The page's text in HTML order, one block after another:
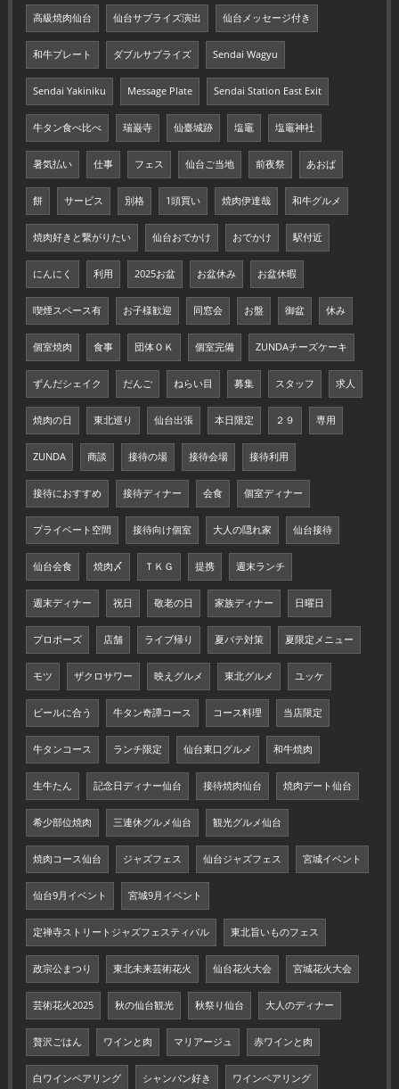
高級焼肉仙台 仙台サプライズ演出 仙台メッセージ付き
和牛プレート ダブルサプライズ Sendai Wagyu
Sendai Yakiniku Message Plate Sendai Station East Exit
牛タン食べ比べ 瑞巌寺 仙臺城跡 塩竈 塩竈神社
暑気払い 仕事 フェス 仙台ご当地 前夜祭 あおば
餅 サービス 別格 1頭買い 焼肉伊達哉 和牛グルメ
焼肉好きと繋がりたい 仙台おでかけ おでかけ 駅付近
にんにく 利用 2025お盆 お盆休み お盆休暇
喫煙スペース有 お子様歓迎 同窓会 お盤 御盆 休み
個室焼肉 食事 団体ＯＫ 個室完備 ZUNDAチーズケーキ
ずんだシェイク だんご ねらい目 募集 スタッフ 求人
焼肉の日 東北巡り 仙台出張 本日限定 ２９ 専用
ZUNDA 商談 接待の場 接待会場 接待利用
接待におすすめ 接待ディナー 会食 個室ディナー
プライベート空間 接待向け個室 大人の隠れ家 仙台接待
仙台会食 焼肉〆 ＴＫＧ 提携 週末ランチ
週末ディナー 祝日 敬老の日 家族ディナー 日曜日
プロポーズ 店舗 ライブ帰り 夏バテ対策 夏限定メニュー
モツ ザクロサワー 映えグルメ 東北グルメ ユッケ
ビールに合う 牛タン奇譚コース コース料理 当店限定
牛タンコース ランチ限定 仙台東口グルメ 和牛焼肉
生牛たん 記念日ディナー仙台 接待焼肉仙台 焼肉デート仙台
希少部位焼肉 三連休グルメ仙台 観光グルメ仙台
焼肉コース仙台 ジャズフェス 仙台ジャズフェス 宮城イベント
仙台9月イベント 宮城9月イベント
定禅寺ストリートジャズフェスティバル 東北旨いものフェス
政宗公まつり 東北未来芸術花火 仙台花火大会 宮城花火大会
芸術花火2025 秋の仙台観光 秋祭り仙台 大人のディナー
贅沢ごはん ワインと肉 マリアージュ 赤ワインと肉
白ワインペアリング シャンパン好き ワインペアリング